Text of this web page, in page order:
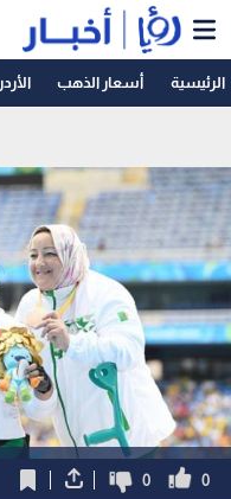
الرئيسية أسعار الذهب
0
0